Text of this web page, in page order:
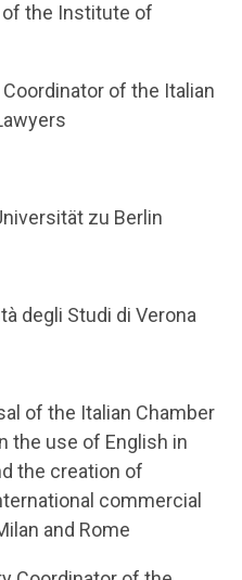
of the Institute of
Coordinator of the Italian
zu Berlin
degli Studi di Verona
of the Italian Chamber
the use of English in
the creation of
commercial
and Rome